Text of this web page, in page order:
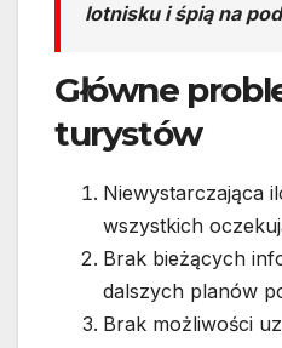
lotnisku i śpią na
Główne
turystów
Niewystarczająca
wszystkich
Brak bieżących
dalszych planów
Brak możliwości